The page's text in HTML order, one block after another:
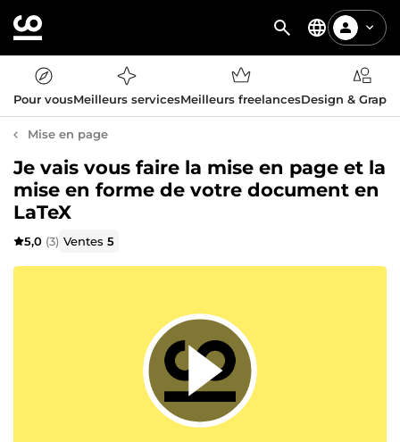
Pour vousMeilleurs servicesMeilleurs freelancesDesign &
Mise en page
Je vais vous faire la mise en page et la
mise en forme de votre document en
LaTeX
5,0 (3) Ventes5